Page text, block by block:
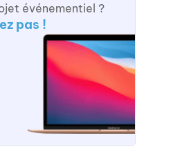
événementiel ?
pas !